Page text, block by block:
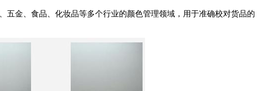
金、食品、化妆品等多个行业的颜色管理领域，用于准确校对货品的